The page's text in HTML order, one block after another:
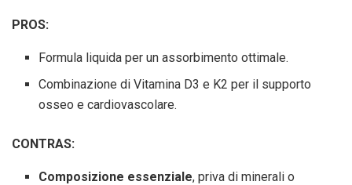
PROS:
Formula liquida per un assorbimento ottimale.
Combinazione di Vitamina D3 e K2 per il supporto
osseo e cardiovascolare.
CONTRAS:
Composizione essenziale, priva di minerali o